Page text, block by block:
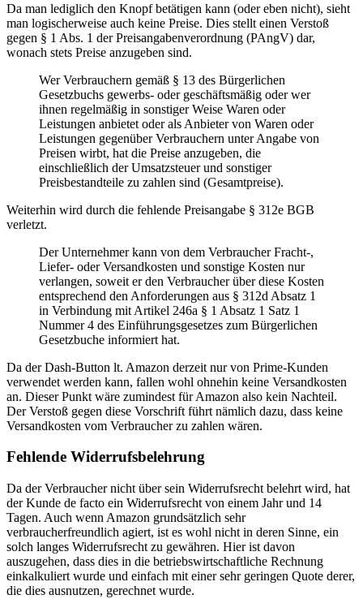
Da man lediglich den Knopf betätigen kann (oder eben nicht), sieht
man logischerweise auch keine Preise. Dies stellt einen Verstoß
gegen § 1 Abs. 1 der Preisangabenverordnung (PAngV) dar,
wonach stets Preise anzugeben sind.
Wer Verbrauchern gemäß § 13 des Bürgerlichen
Gesetzbuchs gewerbs- oder geschäftsmäßig oder wer
ihnen regelmäßig in sonstiger Weise Waren oder
Leistungen anbietet oder als Anbieter von Waren oder
Leistungen gegenüber Verbrauchern unter Angabe von
Preisen wirbt, hat die Preise anzugeben, die
einschließlich der Umsatzsteuer und sonstiger
Preisbestandteile zu zahlen sind (Gesamtpreise).
Weiterhin wird durch die fehlende Preisangabe § 312e BGB
verletzt.
Der Unternehmer kann von dem Verbraucher Fracht-,
Liefer- oder Versandkosten und sonstige Kosten nur
verlangen, soweit er den Verbraucher über diese Kosten
entsprechend den Anforderungen aus § 312d Absatz 1
in Verbindung mit Artikel 246a § 1 Absatz 1 Satz 1
Nummer 4 des Einführungsgesetzes zum Bürgerlichen
Gesetzbuche informiert hat.
Da der Dash-Button lt. Amazon derzeit nur von Prime-Kunden
verwendet werden kann, fallen wohl ohnehin keine Versandkosten
an. Dieser Punkt wäre zumindest für Amazon also kein Nachteil.
Der Verstoß gegen diese Vorschrift führt nämlich dazu, dass keine
Versandkosten vom Verbraucher zu zahlen wären.
Fehlende Widerrufsbelehrung
Da der Verbraucher nicht über sein Widerrufsrecht belehrt wird, hat
der Kunde de facto ein Widerrufsrecht von einem Jahr und 14
Tagen. Auch wenn Amazon grundsätzlich sehr
verbraucherfreundlich agiert, ist es wohl nicht in deren Sinne, ein
solch langes Widerrufsrecht zu gewähren. Hier ist davon
auszugehen, dass dies in die betriebswirtschaftliche Rechnung
einkalkuliert wurde und einfach mit einer sehr geringen Quote derer,
die dies ausnutzen, gerechnet wurde.